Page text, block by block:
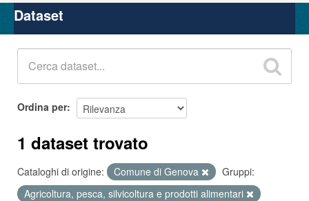
Organizzazioni
Gruppi
Dataset
Ordina per
1 dataset trovato
Cataloghi di origine: Comune di Genova
Gruppi:
Agricoltura, pesca, silvicoltura e prodotti alimentari